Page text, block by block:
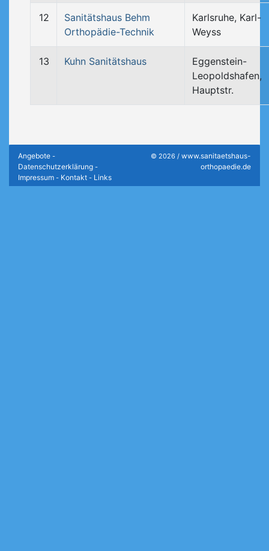
12
Sanitätshaus Behm
Orthopädie-Technik
Karlsruhe, Karl-
Weyss
13 Kuhn Sanitätshaus
Eggenstein-
Leopoldshafen,
Hauptstr.
Angebote -
Datenschutzerklärung -
Impressum - Kontakt - Links
© 2026 / www.sanitaetshaus-
orthopaedie.de